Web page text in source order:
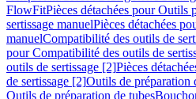
FlowFitPièces détachées pour
sertissage manuelPièces détachées
manuelCompatibilité des outils de
pour Compatibilité des outils de
outils de sertissage [2]Pièces
de sertissage [2]Outils de préparation
Outils de préparation de tubes